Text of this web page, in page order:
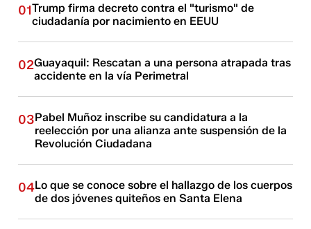
01Trump firma decreto contra el "turismo" de
ciudadanía por nacimiento en EEUU
02Guayaquil: Rescatan a una persona atrapada tras
accidente en la vía Perimetral
03Pabel Muñoz inscribe su candidatura a la
reelección por una alianza ante suspensión de la
Revolución Ciudadana
04Lo que se conoce sobre el hallazgo de los cuerpos
de dos jóvenes quiteños en Santa Elena